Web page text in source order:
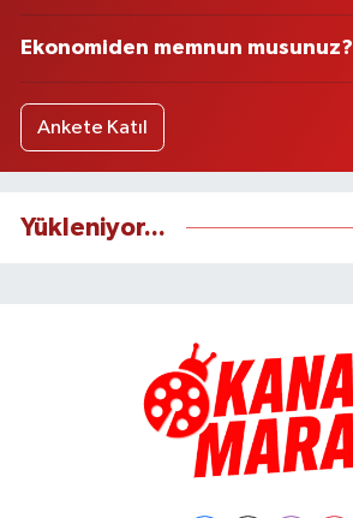
Ekonomiden memnun musunuz?
Ankete Katıl
Yükleniyor...